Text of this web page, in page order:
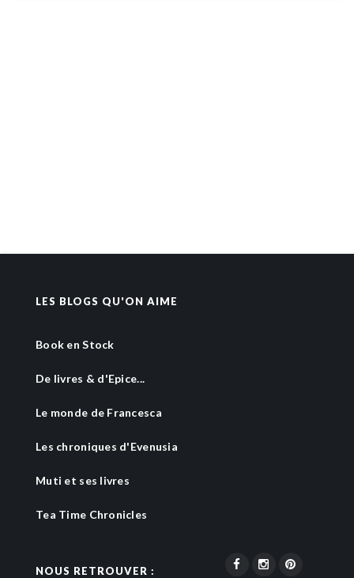
LES BLOGS QU'ON AIME
Book en Stock
De livres & d'Epice...
Le monde de Francesca
Les chroniques d'Evenusia
Muti et ses livres
Tea Time Chronicles
NOUS RETROUVER :